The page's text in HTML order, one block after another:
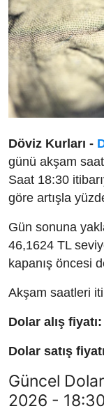
Döviz Kurları -
günü akşam
Saat 18:30
göre artışla
Gün sonuna
46,1624 TL
kapanış öncesi
Akşam saatleri
Dolar alış fiyatı:
Dolar satış
Güncel Dolar
2026 -